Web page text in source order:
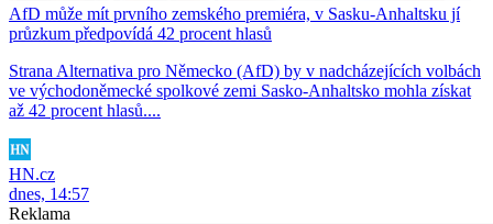
AfD může mít prvního zemského premiéra, v Sasku-Anhaltsku jí
průzkum předpovídá 42 procent hlasů
Strana Alternativa pro Německo (AfD) by v nadcházejících volbách
ve východoněmecké spolkové zemi Sasko-Anhaltsko mohla získat
až 42 procent hlasů....
HN.cz
dnes, 14:57
Reklama